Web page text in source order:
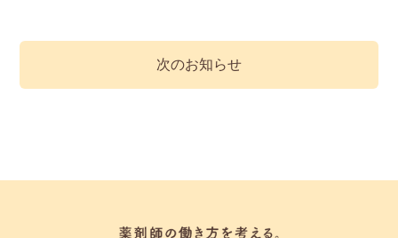
次のお知らせ